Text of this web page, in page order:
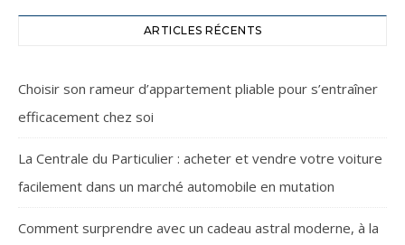
ARTICLES RÉCENTS
Choisir son rameur d’appartement pliable pour s’entraîner
efficacement chez soi
La Centrale du Particulier : acheter et vendre votre voiture
facilement dans un marché automobile en mutation
Comment surprendre avec un cadeau astral moderne, à la